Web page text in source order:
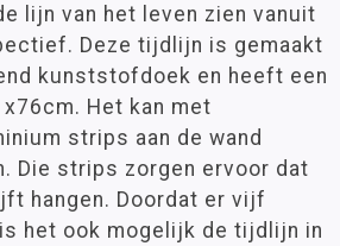
lijn van het leven zien vanuit
Deze tijdlijn is gemaakt
kunststofdoek en heeft een
Het kan met
strips aan de wand
Die strips zorgen ervoor dat
hangen. Doordat er vijf
het ook mogelijk de tijdlijn in